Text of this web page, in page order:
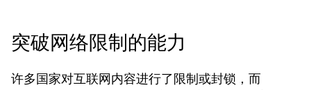
突破网络限制的能力
许多国家对互联网内容进行了限制或封锁，而